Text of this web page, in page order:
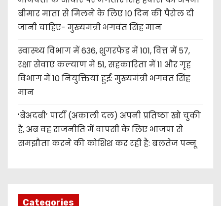
बीमार माता से मिलने के लिए 10 दिन की पैरोल दी
जानी चाहिए- मुख्यमंत्री भगवंत सिंह मान
स्वास्थ्य विभाग में 636, शुगरफेड में 101, वित्त में 57,
रक्षा सेवाएं कल्याण में 51, सहकारिता में 11 और गृह
विभाग में 10 नियुक्तियां हुईं: मुख्यमंत्री भगवंत सिंह
मान
‘बेअदबी’ पार्टी (अकाली दल) अपनी प्रतिष्ठा खो चुकी
है, अब वह राजनीति में वापसी के लिए भाजपा से
समझौता करने की कोशिश कर रही है: बलतेज पन्नू
Categories